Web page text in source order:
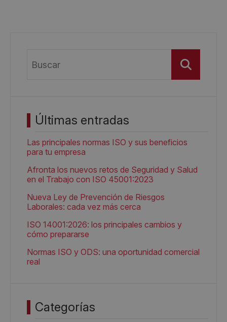
Buscar
Últimas entradas
Las principales normas ISO y sus beneficios
para tu empresa
Afronta los nuevos retos de Seguridad y Salud
en el Trabajo con ISO 45001:2023
Nueva Ley de Prevención de Riesgos
Laborales: cada vez más cerca
ISO 14001:2026: los principales cambios y
cómo prepararse
Normas ISO y ODS: una oportunidad comercial
real
Categorías